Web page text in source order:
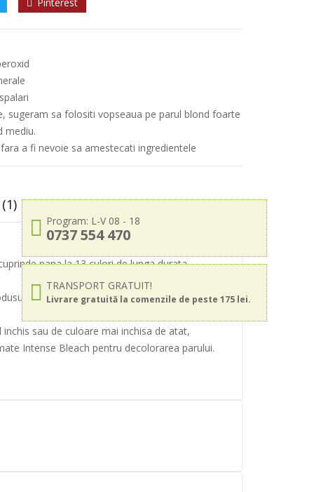
sugeram sa folositi vopseaua pe parul blond foarte
mediu.
a fi nevoie sa amestecati ingredientele
Program: L-V 08 - 18
0737 554 470
TRANSPORT GRATUIT!
Livrare gratuită la comenzile de peste 175 lei.
pana la 13 culori de lunga durata,
creste intensitatea culorii atunci cand este
sau de culoare mai inchisa de atat,
Intense Bleach pentru decolorarea parului.